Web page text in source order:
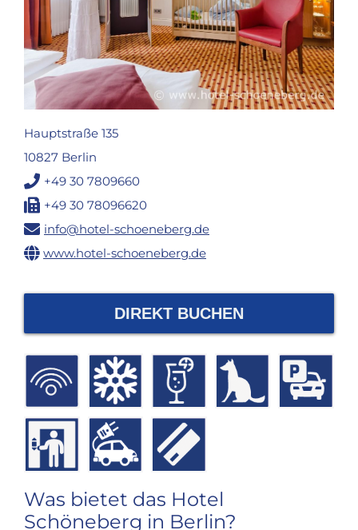
Hauptstraße 135
10827 Berlin
+49 30 7809660
+49 30 78096620
info@hotel-schoeneberg.de
www.hotel-schoeneberg.de
DIREKT BUCHEN
Was bietet das Hotel
Schöneberg in Berlin?